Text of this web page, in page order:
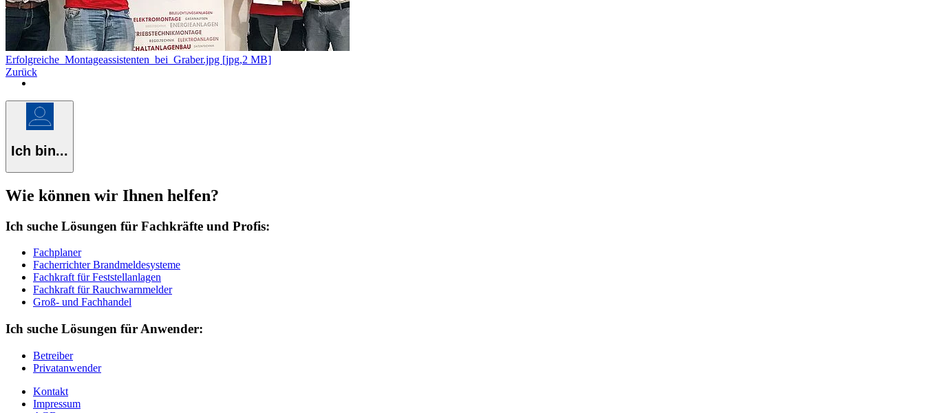
Erfolgreiche_Montageassistenten_bei_Graber.jpg [jpg,2 MB]
Zurück
Ich bin...
Wie können wir Ihnen helfen?
Ich suche Lösungen für Fachkräfte und Profis:
Fachplaner
Facherrichter Brandmeldesysteme
Fachkraft für Feststellanlagen
Fachkraft für Rauchwarnmelder
Groß- und Fachhandel
Ich suche Lösungen für Anwender:
Betreiber
Privatanwender
Kontakt
Impressum